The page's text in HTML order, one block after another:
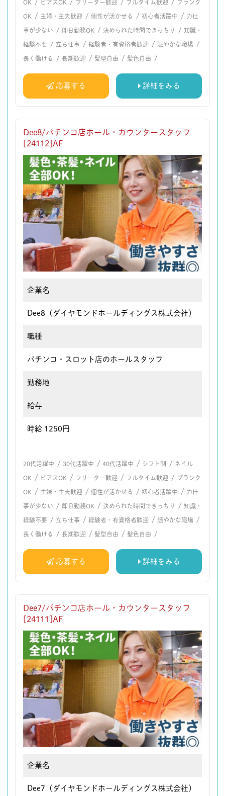
OK / ピアスOK / フリーター歓迎 / フルタイム歓迎 / ブランク
OK / 主婦・主夫歓迎 / 個性が活かせる / 初心者活躍中 / 力仕
事が少ない / 即日勤務OK / 決められた時間できっちり / 知識・
経験不要 / 立ち仕事 / 経験者・有資格者歓迎 / 賑やかな職場 /
長く働ける / 長期歓迎 / 髪型自由 / 髪色自由 /
応募する 詳細をみる
Dee8/パチンコ店ホール・カウンタースタッフ
[24112]AF
企業名
Dee8（ダイヤモンドホールディングス株式会社）
職種
パチンコ・スロット店のホールスタッフ
勤務地
給与
時給 1250円
20代活躍中 / 30代活躍中 / 40代活躍中 / シフト制 / ネイル
OK / ピアスOK / フリーター歓迎 / フルタイム歓迎 / ブランク
OK / 主婦・主夫歓迎 / 個性が活かせる / 初心者活躍中 / 力仕
事が少ない / 即日勤務OK / 決められた時間できっちり / 知識・
経験不要 / 立ち仕事 / 経験者・有資格者歓迎 / 賑やかな職場 /
長く働ける / 長期歓迎 / 髪型自由 / 髪色自由 /
応募する 詳細をみる
Dee7/パチンコ店ホール・カウンタースタッフ
[24111]AF
企業名
Dee7（ダイヤモンドホールディングス株式会社）